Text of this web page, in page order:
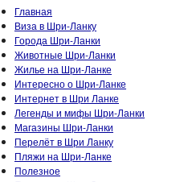
Главная
Виза в Шри-Ланку
Города Шри-Ланки
Животные Шри-Ланки
Жилье на Шри-Ланке
Интересно о Шри-Ланке
Интернет в Шри Ланке
Легенды и мифы Шри-Ланки
Магазины Шри-Ланки
Перелёт в Шри Ланку
Пляжи на Шри-Ланке
Полезное